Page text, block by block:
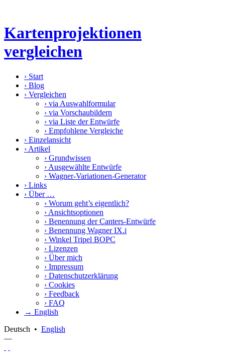
Kartenprojektionen
vergleichen
› Start
› Blog
› Vergleichen
› via Auswahlformular
› via Vorschaubildern
› via Liste der Entwürfe
› Empfohlene Vergleiche
› Einzelansicht
› Artikel
› Grundwissen
› Ausgewählte Entwürfe
› Wagner-Variationen-Generator
› Links
› Über …
› Worum geht’s eigentlich?
› Ansichtsoptionen
› Benennung der Canters-Entwürfe
› Benennung Wagner IX.i
› Winkel Tripel BOPC
› Lizenzen
› Über mich
› Impressum
› Datenschutzerklärung
› Cookies
› Feedback
› FAQ
→ English
Deutsch • English
—